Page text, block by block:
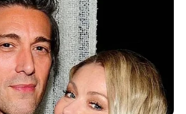
baris pertama dan kedua adalah
– artinya bisa direbahkan hampir
rest elektrik. Semua kursi ini
ventilasi, dan fungsi pijat
watt dengan konfigurasi 9.3.6
menjadi yang paling bertenaga di
Ditambahfour-zone AC